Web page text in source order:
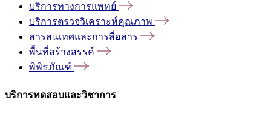
บริการทางการแพทย์
บริการตรวจวิเคราะห์คุณภาพ
สารสนเทศและการสื่อสาร
พื้นที่สร้างสรรค์
พิพิธภัณฑ์
บริการทดสอบและวิชาการ